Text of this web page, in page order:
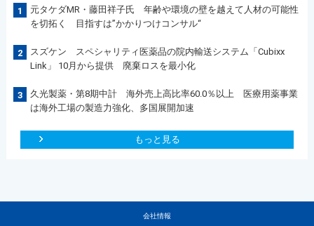
1
元タケダMR・藤田祥子氏 年齢や環境の壁を越えて人材の可能性
を切拓く 目指すは”かかりつけコンサル“
2
スズケン スペシャリティ医薬品の院内輸送システム「Cubixx
Link」 10月から提供 廃棄ロスを最小化
3
久光製薬・第8期中計 海外売上高比率60.0％以上 医療用薬事業
は海外工場の製造力強化、多国展開加速
もっと見る
会社情報